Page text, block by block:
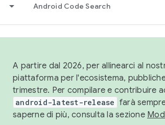
Android Code Search
A partire dal 2026, per allinearci al
piattaforma per l'ecosistema,
trimestre. Per compilare e contribuire
android-latest-release farà
saperne di più, consulta la sezione